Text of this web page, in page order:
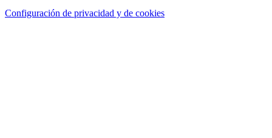
Configuración de privacidad y de cookies